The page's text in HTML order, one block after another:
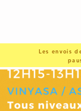
Les envois